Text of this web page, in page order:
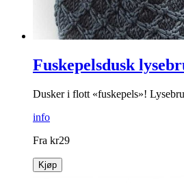
Fuskepelsdusk
Dusker i flott «fuskepels»!
info
Fra kr29
Kjøp